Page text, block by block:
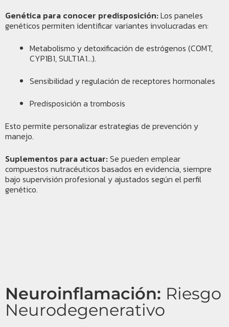
Genética para conocer predisposición:Los paneles
genéticos permiten identificar variantes involucradas en:
Metabolismo y detoxificación de estrógenos (COMT,
CYP1B1, SULT1A1…).
Sensibilidad y regulación de receptores hormonales
Predisposición a trombosis
Esto permite personalizar estrategias de prevención y
manejo.
Suplementos para actuar:Se pueden emplear
compuestos nutracéuticos basados en evidencia, siempre
bajo supervisión profesional y ajustados según el perfil
genético.
Neuroinflamación: Riesgo
Neurodegenerativo